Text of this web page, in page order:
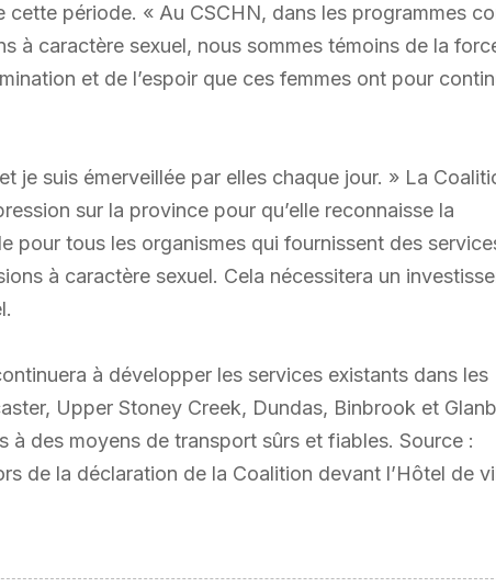
période. « Au CSCHN, dans les programmes
à caractère sexuel, nous sommes témoins de la
et de l’espoir que ces femmes ont pour
je suis émerveillée par elles chaque jour. » La
sur la province pour qu’elle reconnaisse la
pour tous les organismes qui fournissent des
à caractère sexuel. Cela nécessitera un
à développer les services existants dans les
Upper Stoney Creek, Dundas, Binbrook et
à des moyens de transport sûrs et fiables. Source :
de la déclaration de la Coalition devant l’Hôtel de